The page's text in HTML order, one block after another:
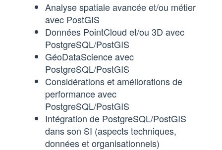
Analyse spatiale avancée et/ou métier
avec PostGIS
Données PointCloud et/ou 3D avec
PostgreSQL/PostGIS
GéoDataScience avec
PostgreSQL/PostGIS
Considérations et améliorations de
performance avec
PostgreSQL/PostGIS
Intégration de PostgreSQL/PostGIS
dans son SI (aspects techniques,
données et organisationnels)